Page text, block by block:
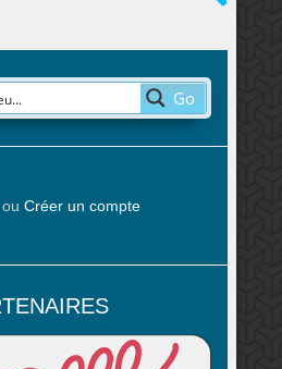
Go
Créer un compte